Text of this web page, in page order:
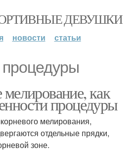
ДЕВУШКИ
новости статьи
как
процедуры
мелирования,
отдельные прядки,
зоне.